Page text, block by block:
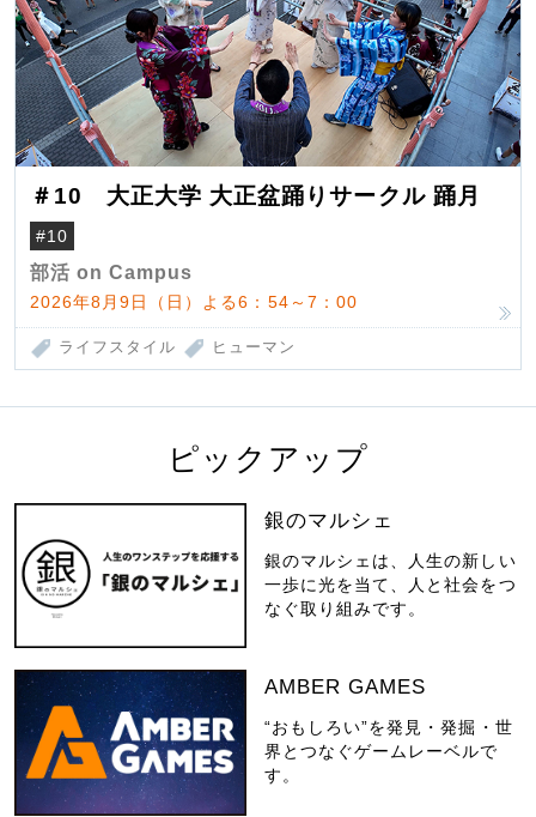
＃10 大正大学 大正盆踊りサークル 踊月
#10
部活 on Campus
2026年8月9日（日）よる6：54～7：00
ライフスタイル ヒューマン
ピックアップ
銀のマルシェ
銀のマルシェは、人生の新しい
一歩に光を当て、人と社会をつ
なぐ取り組みです。
AMBER GAMES
“おもしろい”を発見・発掘・世
界とつなぐゲームレーベルで
す。